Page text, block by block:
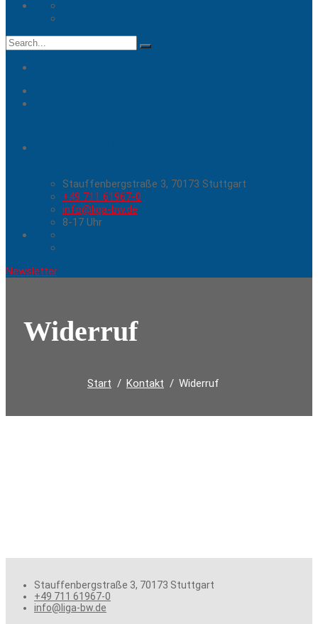
Search
for:
Stauffenbergstraße 3, 70173 Stuttgart
+49 711 61967-0
info@liga-bw.de
8-17 Uhr
Newsletter
Widerruf
Start Kontakt Widerruf
Stauffenbergstraße 3, 70173 Stuttgart
+49 711 61967-0
info@liga-bw.de